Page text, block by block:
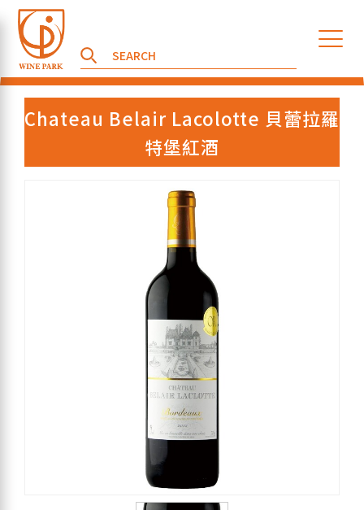
Chateau Belair Lacolotte 貝蕾拉羅
特堡紅酒